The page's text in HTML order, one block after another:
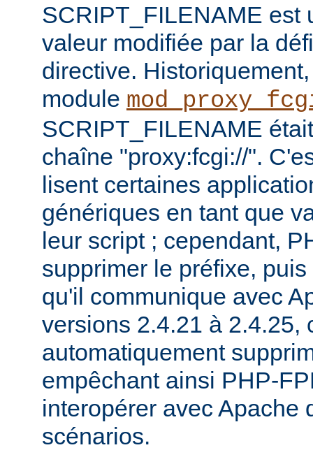
SCRIPT_FILENAME est
valeur modifiée par la
directive.
module
SCRIPT_FILENAME
chaîne "proxy:fcgi://".
lisent certaines
génériques en tant que
leur script ; cependant,
supprimer le préfixe,
qu'il communique avec
versions 2.4.21 à 2.4.25,
automatiquement
empêchant ainsi PHP-
interopérer avec Apache
scénarios.